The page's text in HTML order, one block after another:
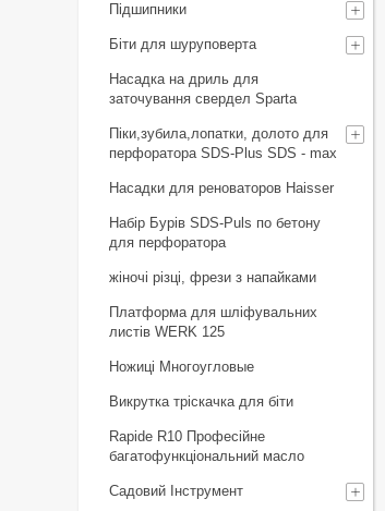
Підшипники
Біти для шуруповерта
Насадка на дриль для
заточування свердел Sparta
Піки,зубила,лопатки, долото для
перфоратора SDS-Plus SDS - max
Насадки для реноваторов Haisser
Набір Бурів SDS-Puls по бетону
для перфоратора
жіночі різці, фрези з напайками
Платформа для шліфувальних
листів WERK 125
Ножиці Многоугловые
Викрутка тріскачка для біти
Rapide R10 Професійне
багатофункціональний масло
Садовий Інструмент